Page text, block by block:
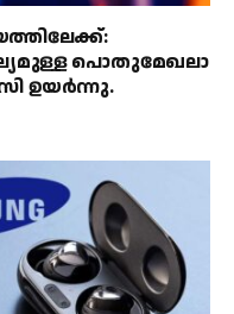
പൊതുമേഖലാ
ഉയർന്നു.